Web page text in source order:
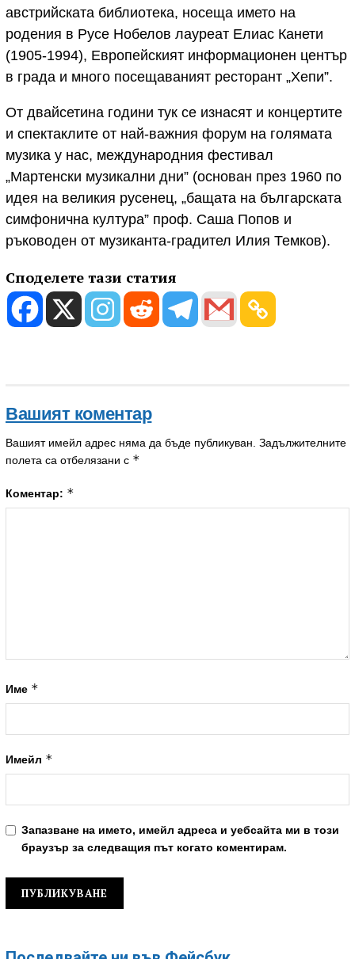
австрийската библиотека, носеща името на
родения в Русе Нобелов лауреат Елиас Канети
(1905-1994), Европейският информационен център
в града и много посещаваният ресторант „Хепи”.
От двайсетина години тук се изнасят и концертите
и спектаклите от най-важния форум на голямата
музика у нас, международния фестивал
„Мартенски музикални дни” (основан през 1960 по
идея на великия русенец, „бащата на българската
симфонична култура” проф. Саша Попов и
ръководен от музиканта-градител Илия Темков).
Споделете тази статия
Вашият коментар
Вашият имейл адрес няма да бъде публикуван. Задължителните
полета са отбелязани с *
Коментар: *
Име *
Имейл *
Запазване на името, имейл адреса и уебсайта ми в този
браузър за следващия път когато коментирам.